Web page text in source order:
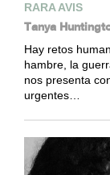
RARA AVIS
Tanya
Hay retos
hambre, la
nos presenta
urgentes…